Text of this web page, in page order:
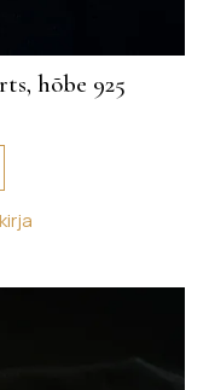
hõbe 925